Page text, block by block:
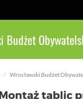
Budżet
Wrocławski Budżet
tablic